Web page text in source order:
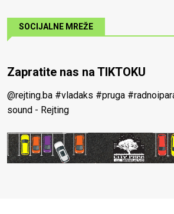
SOCIJALNE MREŽE
Zapratite nas na TIKTOKU
@rejting.ba #vladaks #pruga
sound - Rejting